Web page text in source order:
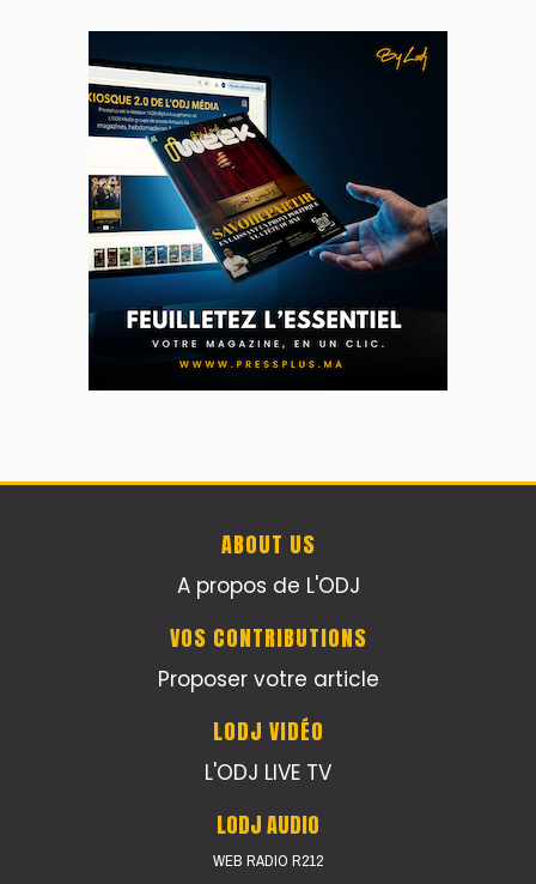
ABOUT US
A propos de L'ODJ
VOS CONTRIBUTIONS
Proposer votre article
LODJ VIDÉO
L'ODJ LIVE TV
LODJ AUDIO
WEB RADIO R212